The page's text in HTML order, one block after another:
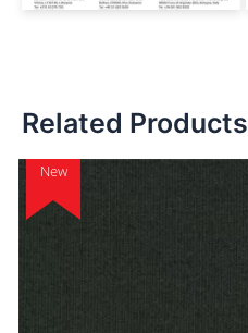
Related Products
New